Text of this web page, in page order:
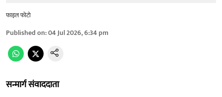
फाइल फोटो
Published on:04 Jul 2026, 6:34 pm
सन्मार्ग संवाददाता